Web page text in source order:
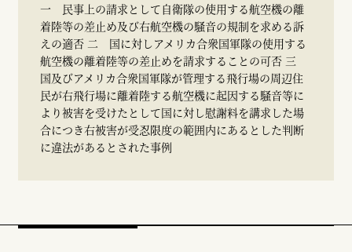
一 民事上の請求として自衛隊の使用する航空機の離
着陸等の差止め及び右航空機の騒音の規制を求める訴
えの適否 二 国に対しアメリカ合衆国軍隊の使用する
航空機の離着陸等の差止めを請求することの可否 三
国及びアメリカ合衆国軍隊が管理する飛行場の周辺住
民が右飛行場に離着陸する航空機に起因する騒音等に
より被害を受けたとして国に対し慰謝料を講求した場
合につき右被害が受忍限度の範囲内にあるとした判断
に違法があるとされた事例